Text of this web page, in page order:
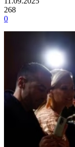
268
0